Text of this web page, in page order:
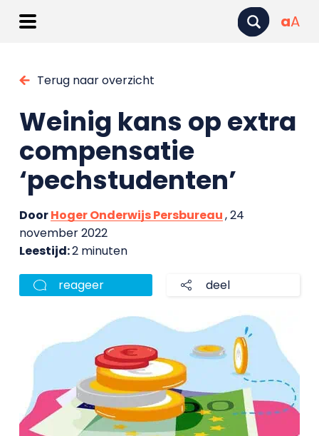
aA
Terug naar overzicht
Weinig kans op extra
compensatie
‘pechstudenten’
DoorHoger Onderwijs Persbureau, 24
november 2022
Leestijd:2 minuten
reageer deel